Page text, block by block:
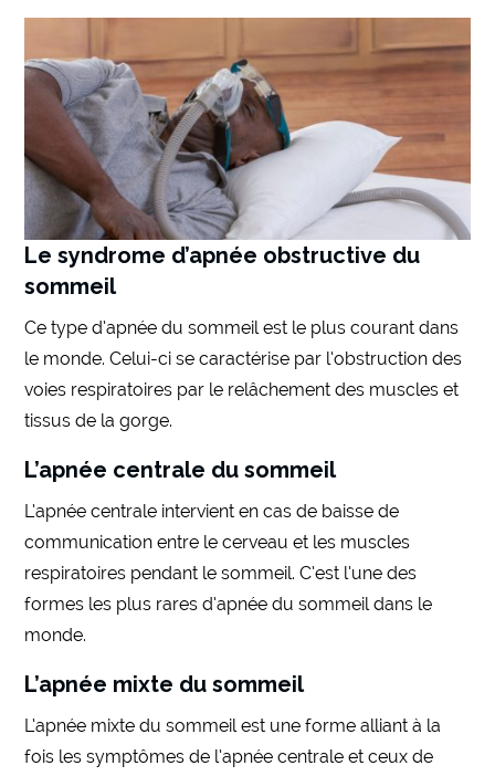
Le syndrome d’apnée obstructive du
sommeil
Ce type d’apnée du sommeil est le plus courant dans
le monde. Celui-ci se caractérise par l’obstruction des
voies respiratoires par le relâchement des muscles et
tissus de la gorge.
L’apnée centrale du sommeil
L’apnée centrale intervient en cas de baisse de
communication entre le cerveau et les muscles
respiratoires pendant le sommeil. C’est l’une des
formes les plus rares d’apnée du sommeil dans le
monde.
L’apnée mixte du sommeil
L’apnée mixte du sommeil est une forme alliant à la
fois les symptômes de l’apnée centrale et ceux de